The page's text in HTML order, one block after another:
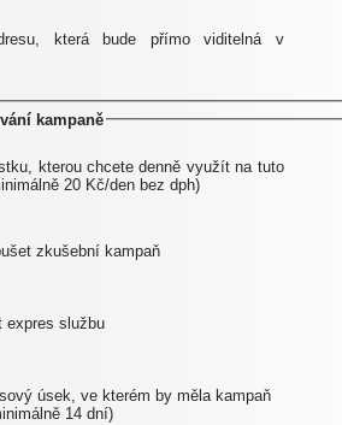
která bude přímo viditelná v
kampaně
kterou chcete denně využít na tuto
20 Kč/den bez dph)
zkušební kampaň
expres službu
úsek, ve kterém by měla kampaň
14 dní)